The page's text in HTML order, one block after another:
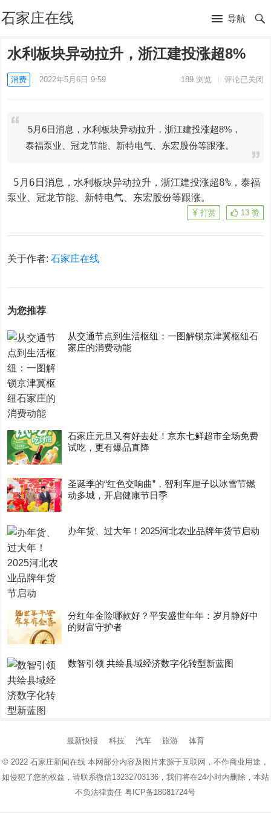
石家庄在线 导航
水利板块异动拉升，浙江建投涨超8%
消费 2022年5月6日 9:59 189浏览 评论已关闭
5月6日消息，水利板块异动拉升，浙江建投涨超8%，
泰福泵业、冠龙节能、新特电气、东宏股份等跟涨。
5月6日消息，水利板块异动拉升，浙江建投涨超8%，泰福
泵业、冠龙节能、新特电气、东宏股份等跟涨。
13 赞
打赏
关于作者:石家庄在线
为您推荐
从交通节点到生活枢纽：一图解锁京津冀枢纽石
家庄的消费动能
石家庄元旦又有好去处！京东七鲜超市全场免费
试吃，更有爆品直降
圣诞季的“红色交响曲”，智利车厘子以冰雪节燃
动多城，开启健康节日季
办年货、过大年！2025河北农业品牌年货节启动
分红年金险哪款好？平安盛世年年：岁月静好中
的财富守护者
数智引领 共绘县域经济数字化转型新蓝图
最新快报 科技 汽车 旅游 体育
© 2022 石家庄新闻在线本网部分内容及图片来源于互联网，不作商业用途，
如侵犯了您的权益，请联系微信13232703136，我们将在24小时内删除，本站
不负法律责任粤ICP备18081724号